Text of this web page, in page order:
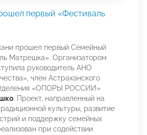
первый «Фестиваль
прошел первый Семейный
Матрешка». Организатором
руководитель АНО
член Астраханского
«ОПОРЫ РОССИИ»
. Проект, направленный на
культуры, развитие
и поддержку семейных
при содействии